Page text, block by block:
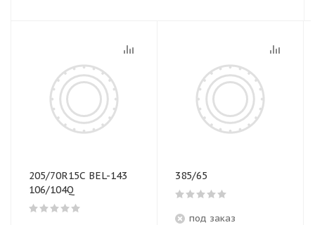
205/70R15C BEL-143
106/104Q
385/65
под заказ